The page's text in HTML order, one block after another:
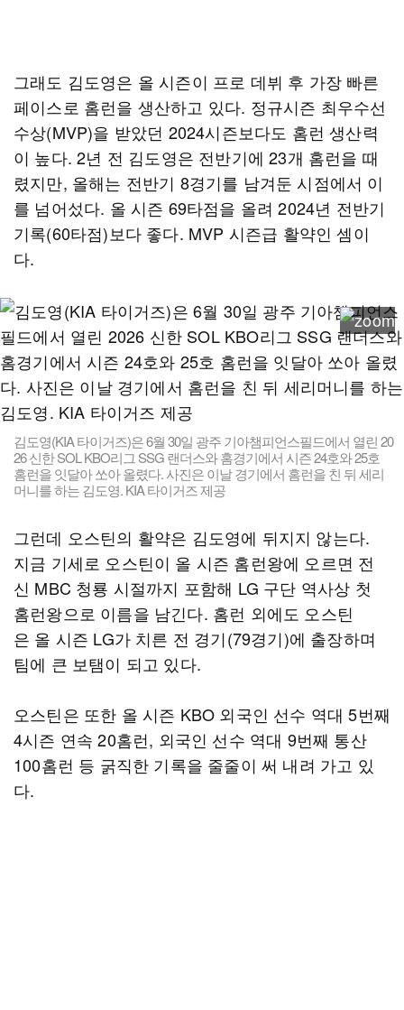
그래도 김도영은 올 시즌이 프로 데뷔 후 가장 빠른
페이스로 홈런을 생산하고 있다. 정규시즌 최우수선
수상(MVP)을 받았던 2024시즌보다도 홈런 생산력
이 높다. 2년 전 김도영은 전반기에 23개 홈런을 때
렸지만, 올해는 전반기 8경기를 남겨둔 시점에서 이
를 넘어섰다. 올 시즌 69타점을 올려 2024년 전반기
기록(60타점)보다 좋다. MVP 시즌급 활약인 셈이
다.
김도영(KIA 타이거즈)은 6월 30일 광주 기아챔피언스필드에서 열린 20
26 신한 SOL KBO리그 SSG 랜더스와 홈경기에서 시즌 24호와 25호
홈런을 잇달아 쏘아 올렸다. 사진은 이날 경기에서 홈런을 친 뒤 세리
머니를 하는 김도영. KIA 타이거즈 제공
그런데 오스틴의 활약은 김도영에 뒤지지 않는다.
지금 기세로 오스틴이 올 시즌 홈런왕에 오르면 전
신 MBC 청룡 시절까지 포함해 LG 구단 역사상 첫
홈런왕으로 이름을 남긴다. 홈런 외에도 오스틴
은 올 시즌 LG가 치른 전 경기(79경기)에 출장하며
팀에 큰 보탬이 되고 있다.
오스틴은 또한 올 시즌 KBO 외국인 선수 역대 5번째
4시즌 연속 20홈런, 외국인 선수 역대 9번째 통산
100홈런 등 굵직한 기록을 줄줄이 써 내려 가고 있
다.